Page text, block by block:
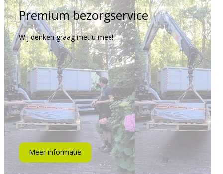
Premium bezorgservice
Wij denken graag met u mee!
Meer informatie